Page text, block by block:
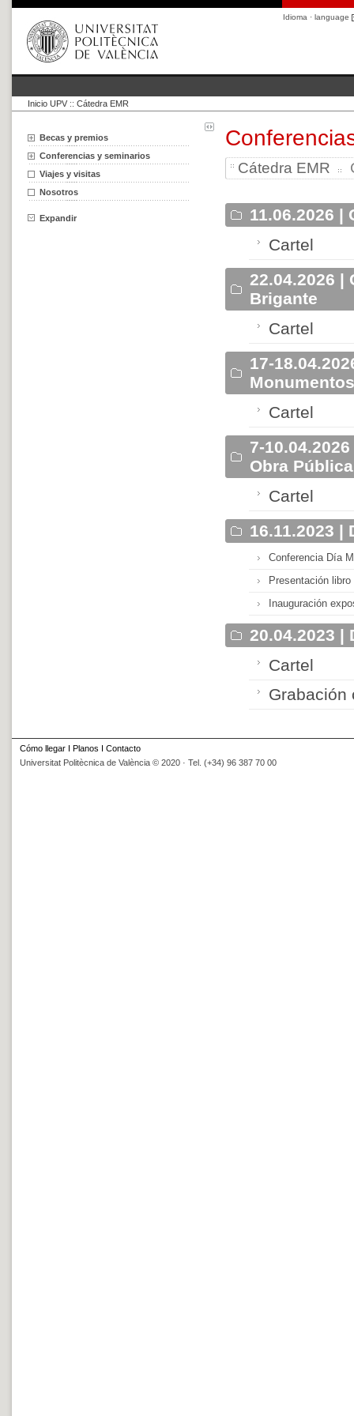
Idioma · language
Inicio UPV :: Cátedra EMR
Becas y premios
Conferencias y seminarios
Viajes y visitas
Nosotros
Expandir
Cátedra EMR
11.06.2026 |
Cartel
22.04.2026
Brigante
Cartel
17-
Cartel
7-
Obra
Cartel
16.11.2023
Conferencia Día
Presentación libro
Inauguración
20.04.2023
Cartel
Grabación
Cómo llegar I Planos I Contacto
Universitat Politècnica de València © 2020 · Tel. (+34) 96 387 70 00